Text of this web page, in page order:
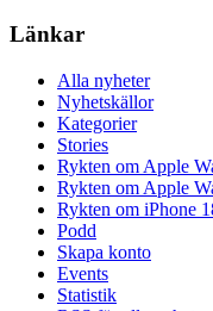
Länkar
Alla nyheter
Nyhetskällor
Kategorier
Stories
Rykten om Apple
Rykten om Apple
Rykten om iPhone
Podd
Skapa konto
Events
Statistik